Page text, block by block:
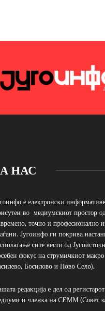
НАС
е електронски
во медиумскиот простор
точно и професионално
Југоинфо ги покрива
сите вести од
фокус на струмичкиот
Босилово и Ново Село).
редакција е дел од
и членка на СЕММ (Совет